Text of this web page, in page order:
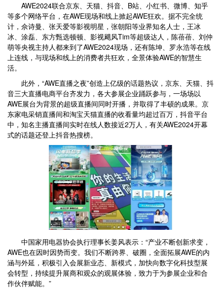
AWE2024联合京东、天猫、抖音、B站、小红书、微博、知乎
等多个网络平台，在AWE现场和线上掀起AWE狂欢。据不完全统
计，佘诗曼、张天爱等影视明星，张朝阳等业界知名人士，王冰
冰、涂磊、东方甄选顿顿、影视飓风Tim等超级达人，陈蓓蓓、刘仲
萌等央视主持人都来到了AWE2024现场，还有陈坤、罗永浩等在线
上连线，与现场和线上的消费者共狂欢，全景体验AWE的智慧生
活。
此外，“AWE直播之夜”创造上亿级的话题热议，京东、天猫、抖
音三大直播电商平台齐发力，各大参展企业踊跃参与，一场场以
AWE展台为背景的超级直播间同时开播，并取得了丰硕的成果。京
东家电采销直播间和淘宝天猫直播的收看量均超过百万，抖音平台
中，知名主播直播间实时在线人数接近2万人，有关AWE2024开幕
式的话题还登上抖音热搜榜。
中国家用电器协会执行理事长姜风表示：“产业不断创新求变，
AWE也在因时因势而变。我们不断跨界、破圈，全面拓展AWE的内
涵与外延，积极引入会展新业态、新模式，加快向数字化科技型展
会转型，持续提升展商和观众的观展体验，致力于为参展企业和合
作伙伴赋能。”